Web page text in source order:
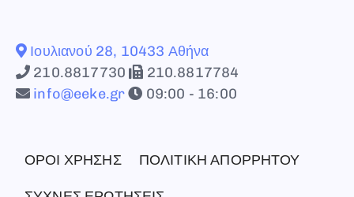
Ιουλιανού 28, 10433 Αθήνα
210.8817730
210.8817784
info@eeke.gr
09:00 - 16:00
ΟΡΟΙ ΧΡΗΣΗΣ ΠΟΛΙΤΙΚΗ ΑΠΟΡΡΗΤΟΥ